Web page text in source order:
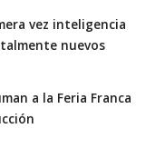
vez inteligencia
nuevos
a la Feria Franca